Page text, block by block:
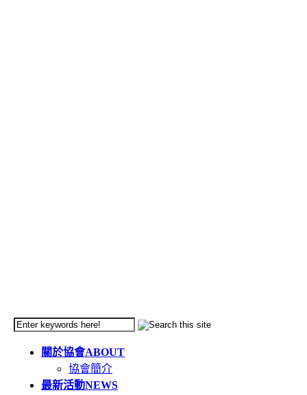
關於協會ABOUT
協會簡介
最新活動NEWS